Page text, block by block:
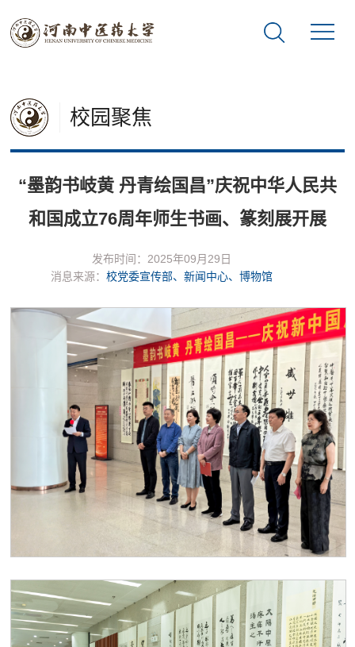
校园聚焦
“墨韵书岐黄 丹青绘国昌”庆祝中华人民共
和国成立76周年师生书画、篆刻展开展
发布时间：2025年09月29日
消息来源： 校党委宣传部、新闻中心、博物馆